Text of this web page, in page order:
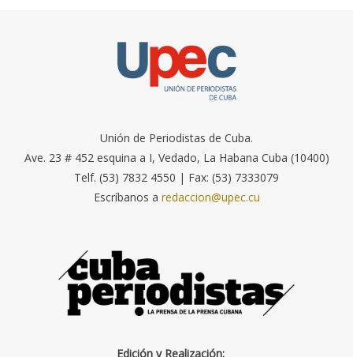
Unión de Periodistas de Cuba.
Ave. 23 # 452 esquina a I, Vedado, La Habana Cuba (10400)
Telf. (53) 7832 4550 | Fax: (53) 7333079
Escríbanos a redaccion@upec.cu
Edición y Realización: